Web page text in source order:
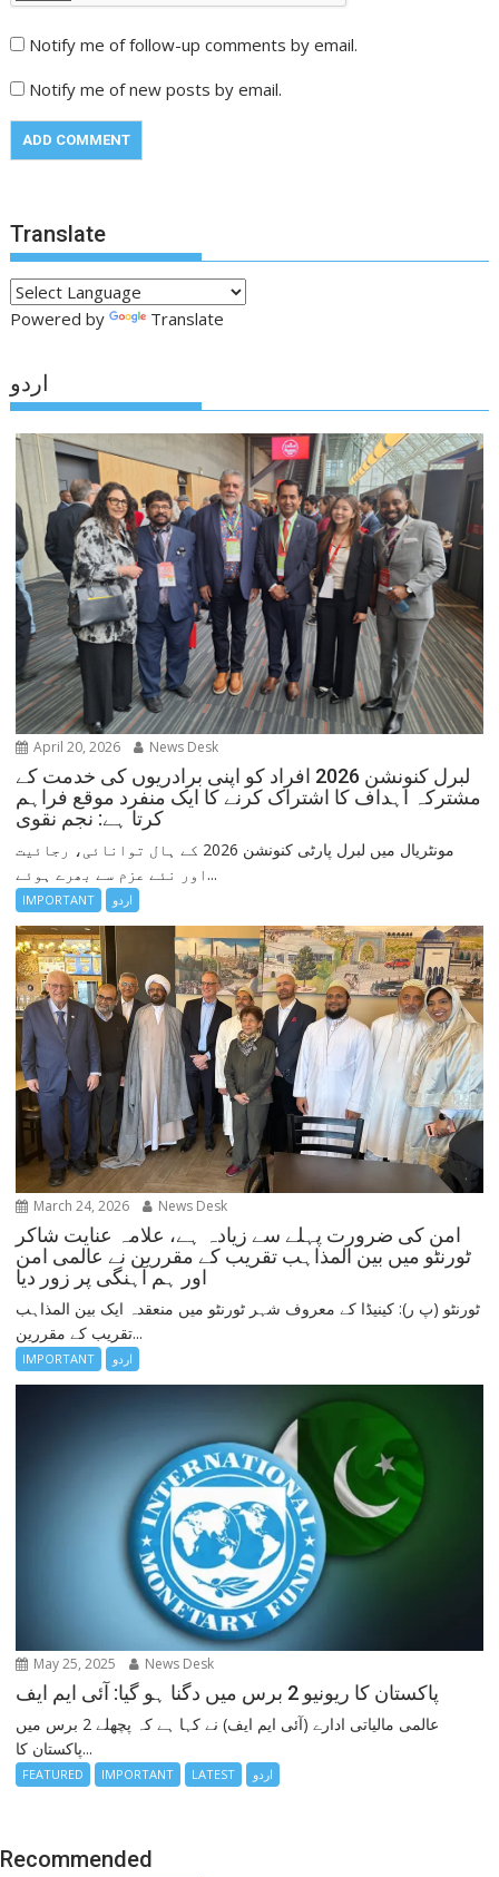
Notify me of follow-up comments by email.
Notify me of new posts by email.
Translate
Powered by Translate
اردو
April 20, 2026 News Desk
لبرل کنونشن 2026 افراد کو اپنی برادریوں کی خدمت کے
مشترکہ اہداف کا اشتراک کرنے کا ایک منفرد موقع فراہم
کرتا ہے: نجم نقوی
مونٹریال میں لبرل پارٹی کنونشن 2026 کے ہال توانائی، رجائیت
اور نئے عزم سے بھرے ہوئے...
IMPORTANT اردو
March 24, 2026 News Desk
امن کی ضرورت پہلے سے زیادہ ہے، علامہ عنایت شاکر
ٹورنٹو میں بین المذاہب تقریب کے مقررین نے عالمی امن
اور ہم آہنگی پر زور دیا
ٹورنٹو (پ ر): کینیڈا کے معروف شہر ٹورنٹو میں منعقدہ ایک بین المذاہب
تقریب کے مقررین...
IMPORTANT اردو
May 25, 2025 News Desk
پاکستان کا ریونیو 2 برس میں دگنا ہو گیا: آئی ایم ایف
عالمی مالیاتی ادارے (آئی ایم ایف) نے کہا ہے کہ پچھلے 2 برس میں
پاکستان کا...
FEATURED IMPORTANT LATEST اردو
Recommended